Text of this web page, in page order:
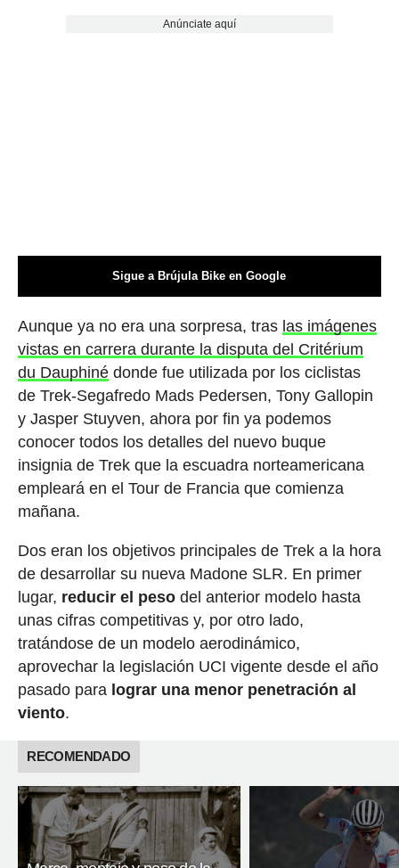
Anúnciate aquí
Sigue a Brújula Bike en Google
Aunque ya no era una sorpresa, tras las imágenes
vistas en carrera durante la disputa del Critérium
du Dauphinédonde fue utilizada por los ciclistas
de Trek-Segafredo Mads Pedersen, Tony Gallopin
y Jasper Stuyven, ahora por fin ya podemos
conocer todos los detalles del nuevo buque
insignia de Trek que la escuadra norteamericana
empleará en el Tour de Francia que comienza
mañana.
Dos eran los objetivos principales de Trek a la hora
de desarrollar su nueva Madone SLR. En primer
lugar, reducir el pesodel anterior modelo hasta
unas cifras competitivas y, por otro lado,
tratándose de un modelo aerodinámico,
aprovechar la legislación UCI vigente desde el año
pasado para lograr una menor penetración al
viento.
RECOMENDADO